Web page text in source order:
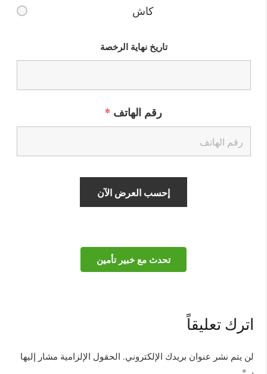
كاش
تاريخ نهاية الرخصة
رقم الهاتف *
تحدث مع خبير تأمين
اترك تعليقاً
لن يتم نشر عنوان بريدك الإلكتروني. الحقول الإلزامية مشار إليها
بـ *